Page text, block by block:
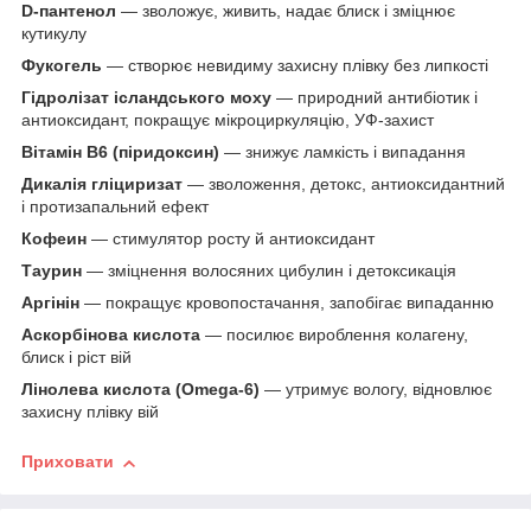
D-пантенол — зволожує, живить, надає блиск і зміцнює
кутикулу
Фукогель — створює невидиму захисну плівку без липкості
Гідролізат ісландського моху — природний антибіотик і
антиоксидант, покращує мікроциркуляцію, УФ-захист
Вітамін В6 (піридоксин) — знижує ламкість і випадання
Дикалія гліциризат — зволоження, детокс, антиоксидантний
і протизапальний ефект
Кофеин — стимулятор росту й антиоксидант
Таурин — зміцнення волосяних цибулин і детоксикація
Аргінін — покращує кровопостачання, запобігає випаданню
Аскорбінова кислота — посилює вироблення колагену,
блиск і ріст вій
Лінолева кислота (Omega-6) — утримує вологу, відновлює
захисну плівку вій
Приховати